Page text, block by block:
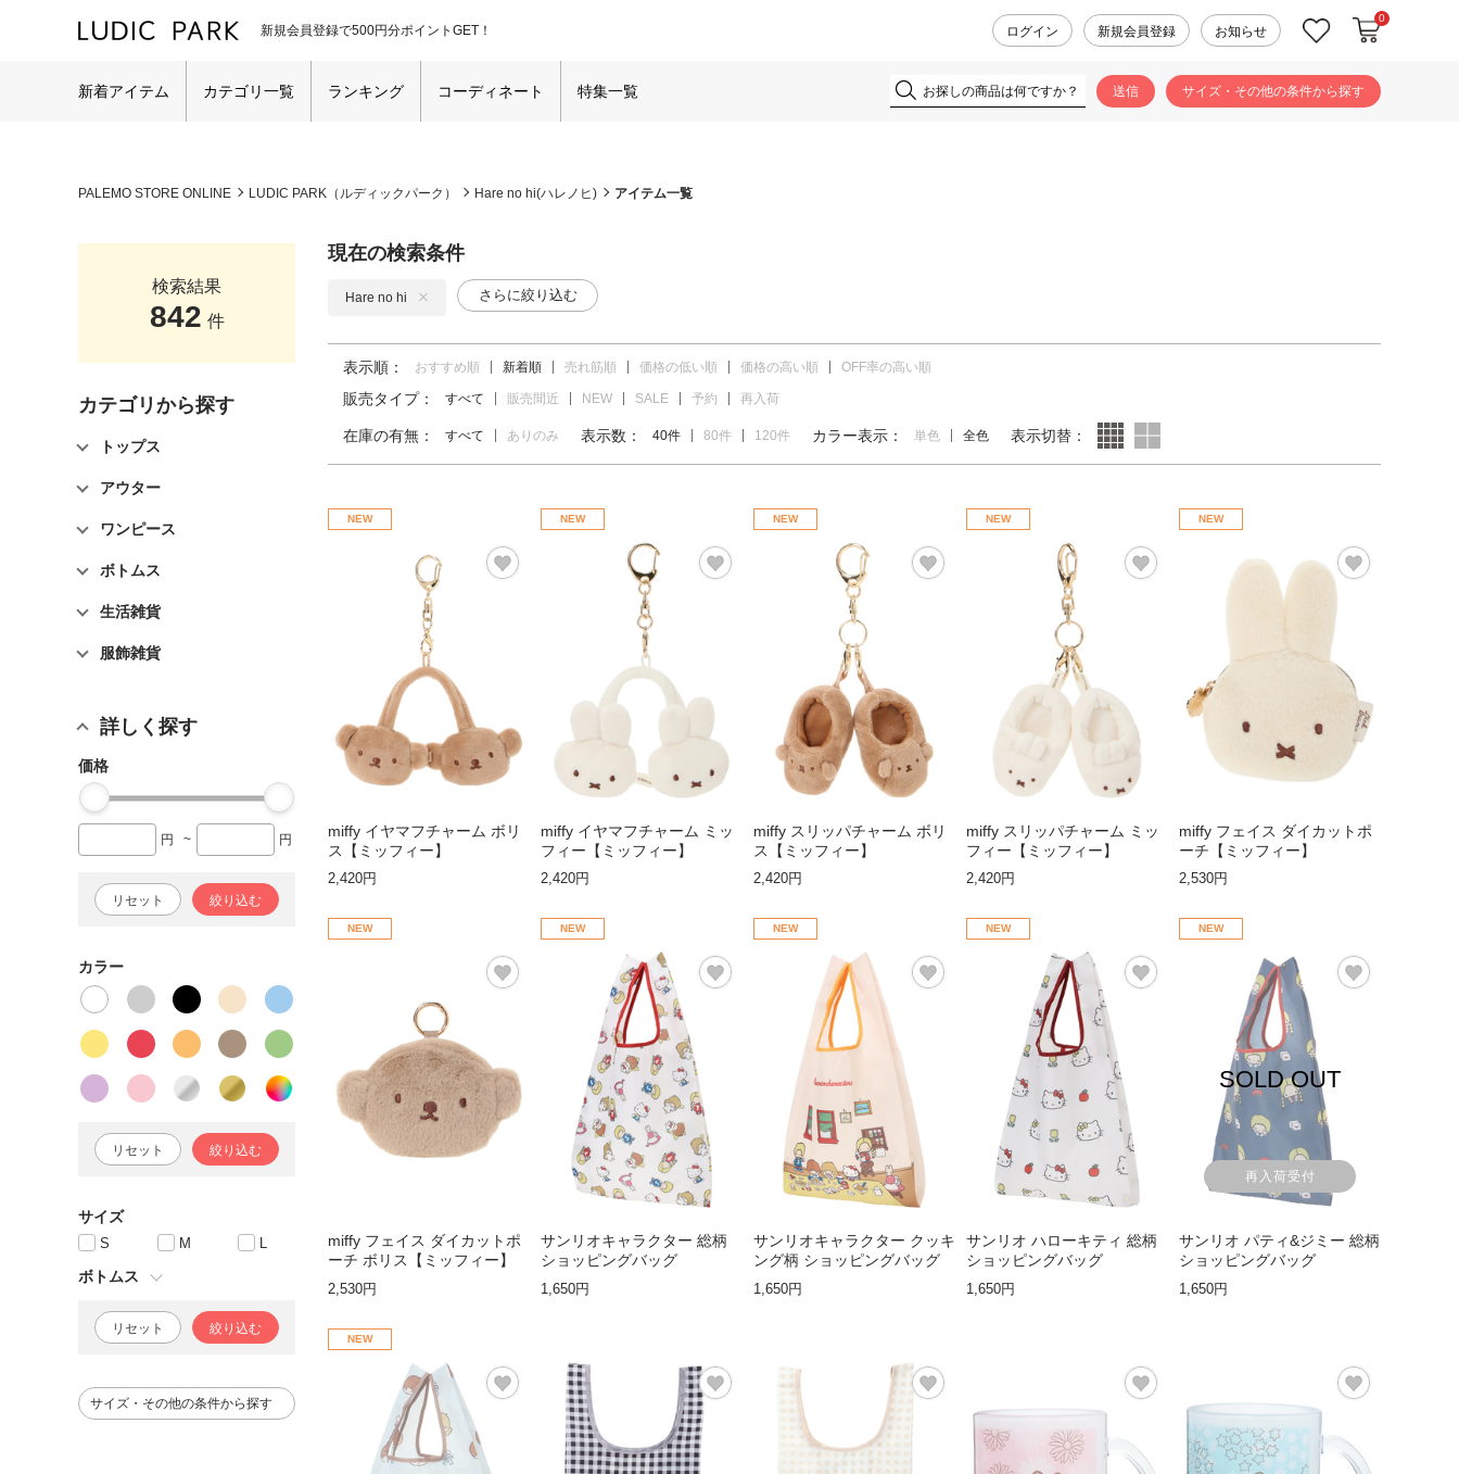
新規会員登録で500円分ポイントGET！ ログイン 新規会員登録 お知らせ お気に入りカートに入
0
新着アイテム カテゴリ一覧 ランキング コーディネート 特集一覧 サイズ・その他の条件から探す
PALEMO STORE ONLINE LUDIC PARK（ルディックパーク） Hare no hi(ハレノヒ) アイテム一覧
検索結果
842 件
カテゴリから探す
トップス
アウター
ワンピース
ボトムス
生活雑貨
服飾雑貨
詳しく探す
価格
円 ~ 円
リセット 絞り込む
カラー
リセット 絞り込む
サイズ
S M L
ボトムス
リセット 絞り込む
サイズ・その他の条件から探す
現在の検索条件
Hare no hi さらに絞り込む
表示順： おすすめ順 新着順 売れ筋順 価格の低い順 価格の高い順 OFF率の高い順
販売タイプ： すべて 販売間近 NEW SALE 予約 再入荷
在庫の有無： すべて ありのみ 表示数： 40件 80件 120件 カラー表示： 単色 全色 表示切替：
NEW
miffy イヤマフチャーム ボリ
ス【ミッフィー】
2,420円
NEW
miffy イヤマフチャーム ミッ
フィー【ミッフィー】
2,420円
NEW
miffy スリッパチャーム ボリ
ス【ミッフィー】
2,420円
NEW
miffy スリッパチャーム ミッ
フィー【ミッフィー】
2,420円
NEW
miffy フェイス ダイカットポ
ーチ【ミッフィー】
2,530円
NEW
miffy フェイス ダイカットポ
ーチ ボリス【ミッフィー】
2,530円
NEW
サンリオキャラクター 総柄
ショッピングバッグ
1,650円
NEW
サンリオキャラクター クッキ
ング柄 ショッピングバッグ
1,650円
NEW
サンリオ ハローキティ 総柄
ショッピングバッグ
1,650円
NEW
SOLD OUT
再入荷受付
サンリオ パティ&ジミー 総柄
ショッピングバッグ
1,650円
NEW